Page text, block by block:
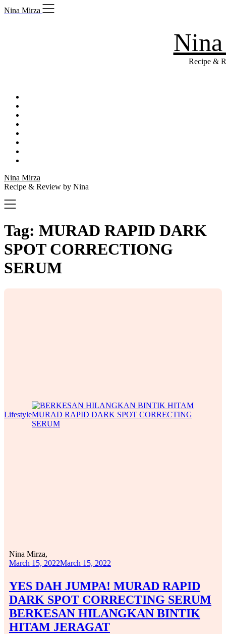
Skip
to
Nina Mirza
Recipe &
Nina Mirza
Recipe & Review by Nina
Tag: MURAD RAPID DARK
SPOT CORRECTIONG
SERUM
Lifestyle
YES DAH JUMPA! MURAD RAPID
DARK SPOT CORRECTING SERUM
BERKESAN HILANGKAN BINTIK
HITAM JERAGAT
Nina Mirza,
March 15, 2022March 15, 2022